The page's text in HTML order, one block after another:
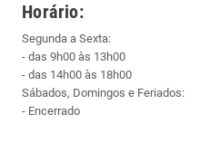
Horário:
Segunda a Sexta:
- das 9h00 às 13h00
- das 14h00 às 18h00
Sábados, Domingos e Feriados:
- Encerrado